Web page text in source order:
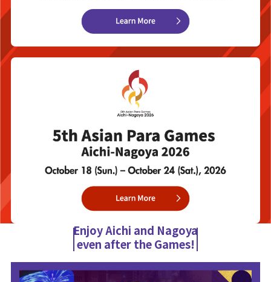
Enjoy Aichi and Nagoya
even after the Games!